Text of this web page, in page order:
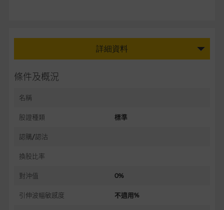
詳細資料
條件及概況
名稱
股證種類 標準
認購/認沽
換股比率
對沖值 0%
引伸波幅敏感度 不適用%